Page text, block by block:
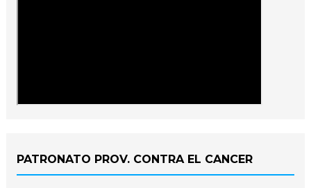
PATRONATO PROV. CONTRA EL CANCER